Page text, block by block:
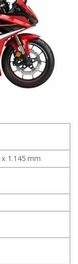
1.145 mm